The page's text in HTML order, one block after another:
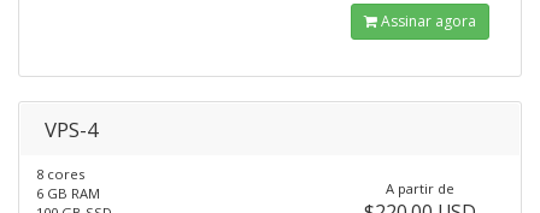
Assinar agora
VPS-4
8 cores
6 GB RAM
A partir de